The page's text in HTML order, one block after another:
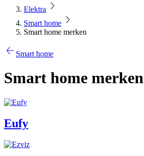
Elektra
Smart home
Smart home merken
Smart home
Smart home merken
Eufy